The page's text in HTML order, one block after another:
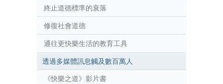
終止道德標準的衰落
修復社會道德
通往更快樂生活的教育工具
透過多媒體訊息觸及數百萬人
《快樂之道》影片書